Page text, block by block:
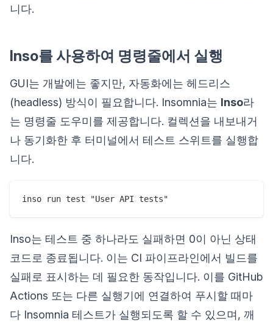
니다.
Inso를 사용하여 명령줄에서 실행
GUI는 개발에는 좋지만, 자동화에는 헤드리스
(headless) 방식이 필요합니다. Insomnia는 Inso라
는 명령줄 도우미를 제공합니다. 컬렉션을 내보내거
나 동기화한 후 터미널에서 테스트 스위트를 실행합
니다.
Inso는 테스트 중 하나라도 실패하면 0이 아닌 상태
코드로 종료됩니다. 이는 CI 파이프라인에서 빌드를
실패로 표시하는 데 필요한 동작입니다. 이를 GitHub
Actions 또는 다른 실행기에 연결하여 푸시할 때마
다 Insomnia 테스트가 실행되도록 할 수 있으며, 깨